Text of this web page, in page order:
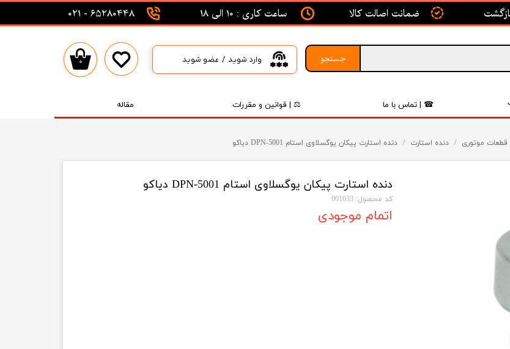
جستجو
☎ | تماس با ما ⚖ | قوانین و مقررات مقاله
ضمانت اصالت کالا ساعت کاری : 10 الی 18 65280448 - 021
۰ وارد شوید / عضو شوید
حساب کاربری من
تغییر گذر واژه
قطعات موتوری دنده استارت دنده استارت پیکان یوگسلاوی استام DPN-5001 دیاکو
دنده استارت پیکان یوگسلاوی استام DPN-5001 دیاکو
کد محصول: 001033
اتمام موجودی